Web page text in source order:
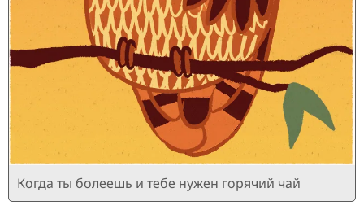
Когда ты болеешь и тебе нужен горячий чай